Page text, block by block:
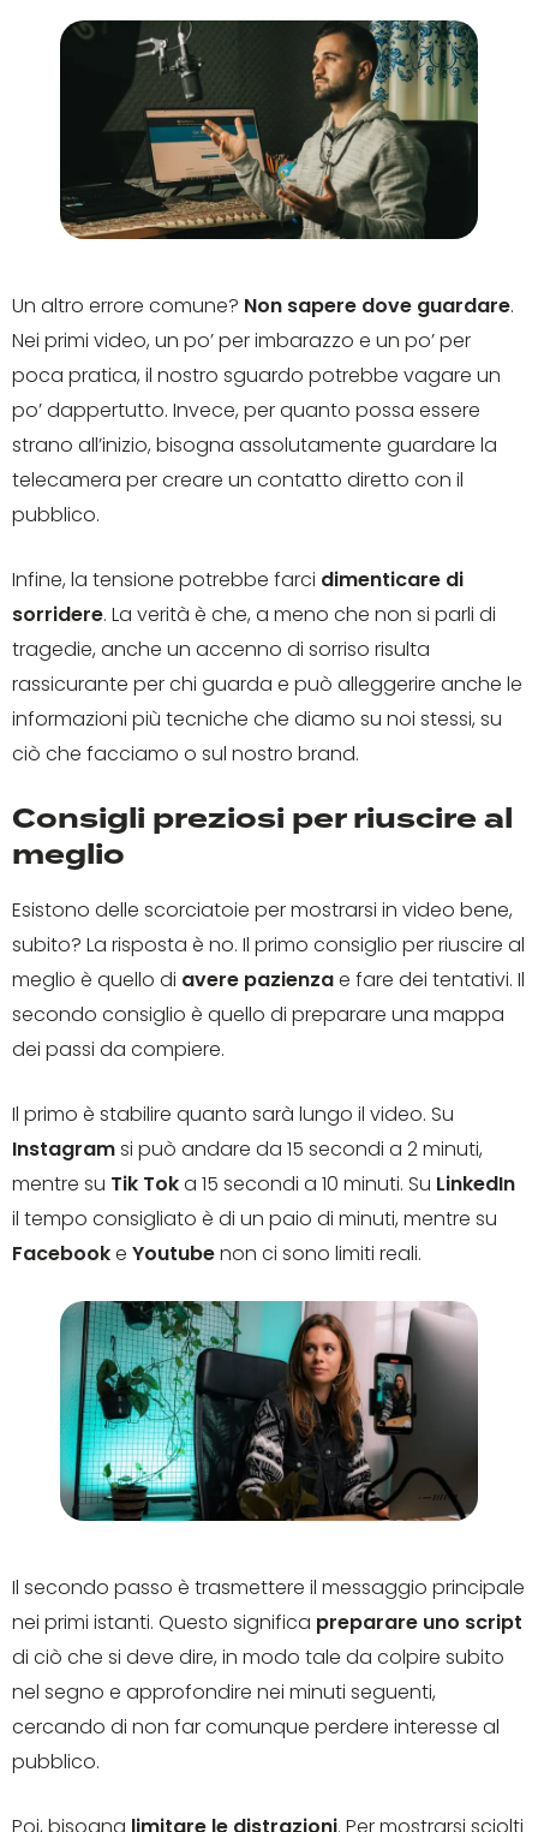
Un altro errore comune? Non sapere dove guardare.
Nei primi video, un po’ per imbarazzo e un po’ per
poca pratica, il nostro sguardo potrebbe vagare un
po’ dappertutto. Invece, per quanto possa essere
strano all’inizio, bisogna assolutamente guardare la
telecamera per creare un contatto diretto con il
pubblico.
Infine, la tensione potrebbe farci dimenticare di
sorridere. La verità è che, a meno che non si parli di
tragedie, anche un accenno di sorriso risulta
rassicurante per chi guarda e può alleggerire anche le
informazioni più tecniche che diamo su noi stessi, su
ciò che facciamo o sul nostro brand.
Consigli preziosi per riuscire al
meglio
Esistono delle scorciatoie per mostrarsi in video bene,
subito? La risposta è no. Il primo consiglio per riuscire al
meglio è quello di avere pazienzae fare dei tentativi. Il
secondo consiglio è quello di preparare una mappa
dei passi da compiere.
Il primo è stabilire quanto sarà lungo il video. Su
Instagramsi può andare da 15 secondi a 2 minuti,
mentre su Tik Toka 15 secondi a 10 minuti. Su LinkedIn
il tempo consigliato è di un paio di minuti, mentre su
Facebooke Youtubenon ci sono limiti reali.
Il secondo passo è trasmettere il messaggio principale
nei primi istanti. Questo significa preparare uno script
di ciò che si deve dire, in modo tale da colpire subito
nel segno e approfondire nei minuti seguenti,
cercando di non far comunque perdere interesse al
pubblico.
Poi, bisogna limitare le distrazioni. Per mostrarsi sciolti